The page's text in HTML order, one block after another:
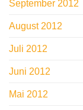
September 2012
August 2012
Juli 2012
Juni 2012
Mai 2012